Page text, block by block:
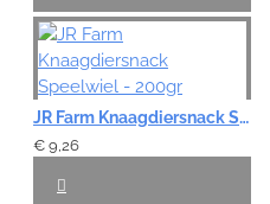
JR Farm Knaagdiersnack Speelwiel - 200gr
€ 9,26